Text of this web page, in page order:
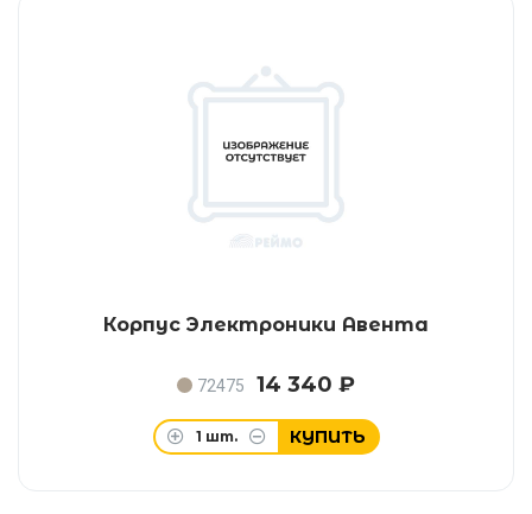
Корпус Электроники Авента
72475 14 340 ₽
1 шт. КУПИТЬ